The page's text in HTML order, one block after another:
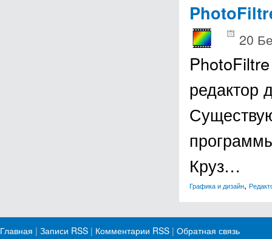
20
редактор
Круз…
Графика и дизайн,
Главная | Записи RSS | Комментарии RSS | Обратная связь